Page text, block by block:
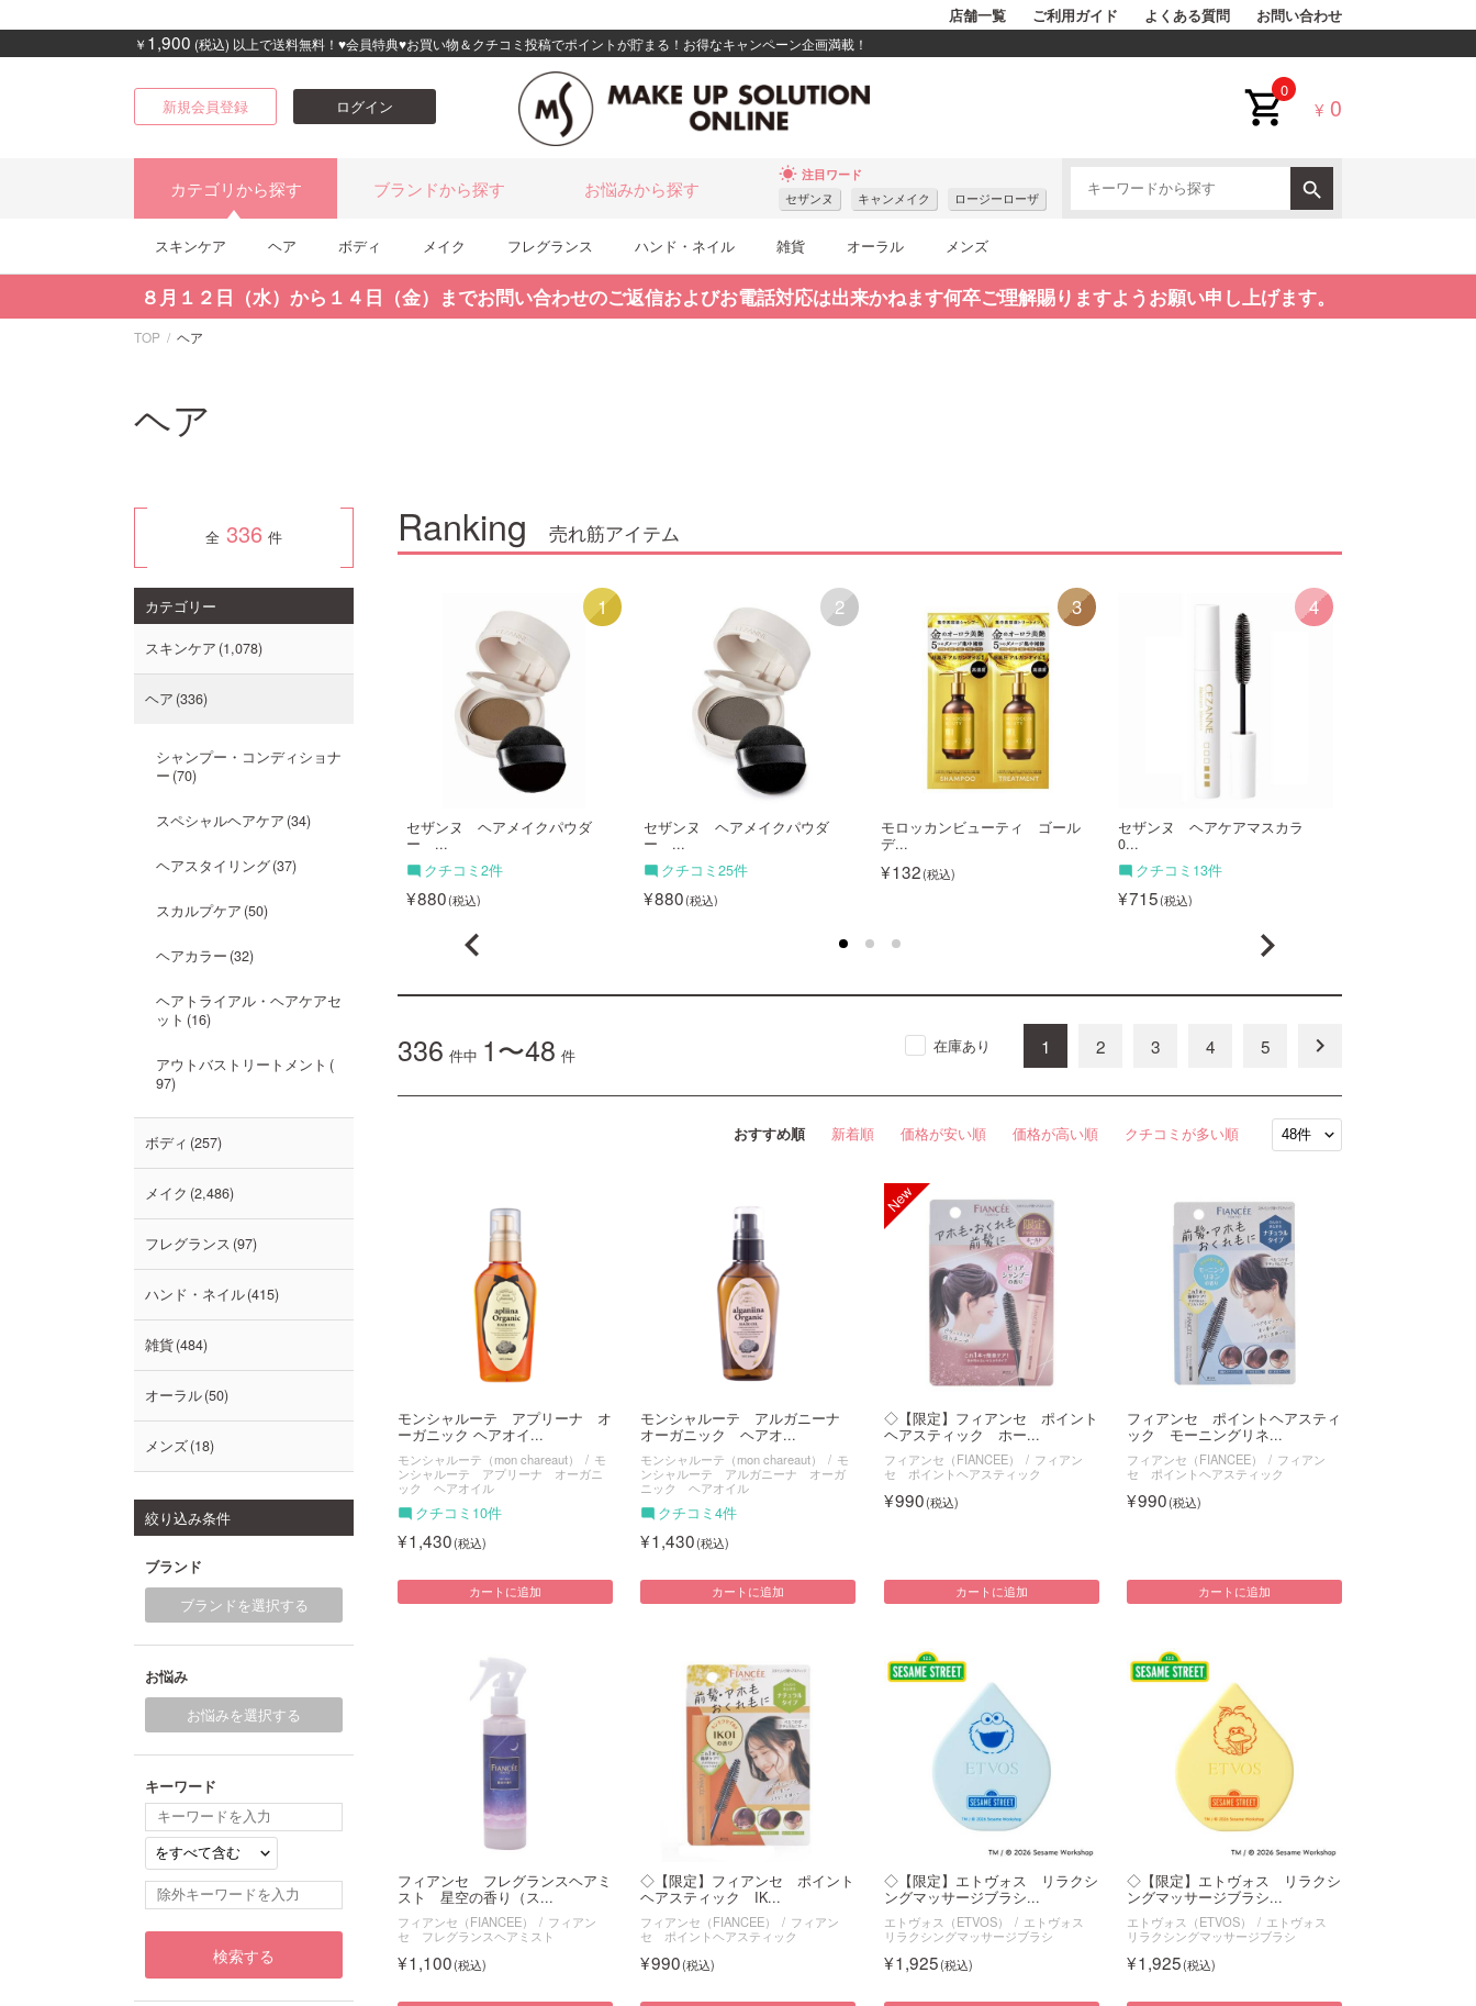
店舗一覧 ご利用ガイド よくある質問 お問い合わせ
￥ 1,900 (税込) 以上で送料無料！♥会員特典♥お買い物＆クチコミ投稿でポイントが貯まる！お得なキャンペーン企画満載！
新規会員登録 ログイン
0
¥ 0
カテゴリから探す ブランドから探す お悩みから探す
wb_sunny 注目ワード
セザンヌ キャンメイク ロージーローザ
スキンケア ヘア ボディ メイク フレグランス ハンド・ネイル 雑貨 オーラル メンズ
８月１２日（水）から１４日（金）までお問い合わせのご返信およびお電話対応は出来かねます何卒ご理解賜りますようお願い申し上げます。
TOP ヘア
ヘア
Ranking 売れ筋アイテム
ハホニコ コラシルク18 お試...
1,100
1
セザンヌ ヘアメイクパウダ
ー ...
クチコミ2件
880
2
セザンヌ ヘアメイクパウダ
ー ...
クチコミ25件
880
3
モロッカンビューティ ゴール
デ...
132
4
セザンヌ ヘアケアマスカラ
0...
クチコミ13件
715
336 件中 1〜48 件 1 2 3 4 5 keyboard_arrow_right
在庫あり
おすすめ順 新着順 価格が安い順 価格が高い順 クチコミが多い順
モンシャルーテ アプリーナ オ
ーガニック ヘアオイ...
モンシャルーテ（mon chareaut）
モ
ンシャルーテ アプリーナ オーガニ
ック ヘアオイル
クチコミ10件
1,430
カートに追加
モンシャルーテ アルガニーナ
オーガニック ヘアオ...
モンシャルーテ（mon chareaut）
モ
ンシャルーテ アルガニーナ オーガ
ニック ヘアオイル
クチコミ4件
1,430
カートに追加
◇【限定】フィアンセ ポイント
ヘアスティック ホー...
フィアンセ（FIANCEE）
フィアン
セ ポイントヘアスティック
990
カートに追加
フィアンセ ポイントヘアスティ
ック モーニングリネ...
フィアンセ（FIANCEE）
フィアン
セ ポイントヘアスティック
990
カートに追加
フィアンセ フレグランスヘアミ
スト 星空の香り（ス...
フィアンセ（FIANCEE）
フィアン
セ フレグランスヘアミスト
1,100
◇【限定】フィアンセ ポイント
ヘアスティック IK...
フィアンセ（FIANCEE）
フィアン
セ ポイントヘアスティック
990
◇【限定】エトヴォス リラクシ
ングマッサージブラシ...
エトヴォス（ETVOS）
エトヴォス
リラクシングマッサージブラシ
1,925
◇【限定】エトヴォス リラクシ
ングマッサージブラシ...
エトヴォス（ETVOS）
エトヴォス
リラクシングマッサージブラシ
1,925
全 336 件
カテゴリー
スキンケア 1,078
ヘア 336
シャンプー・コンディショナ
ー 70
スペシャルヘアケア 34
ヘアスタイリング 37
スカルプケア 50
ヘアカラー 32
ヘアトライアル・ヘアケアセ
ット 16
アウトバストリートメント
97
ボディ 257
メイク 2,486
フレグランス 97
ハンド・ネイル 415
雑貨 484
オーラル 50
メンズ 18
絞り込み条件
ブランド
ブランドを選択する
お悩み
お悩みを選択する
キーワード
検索する